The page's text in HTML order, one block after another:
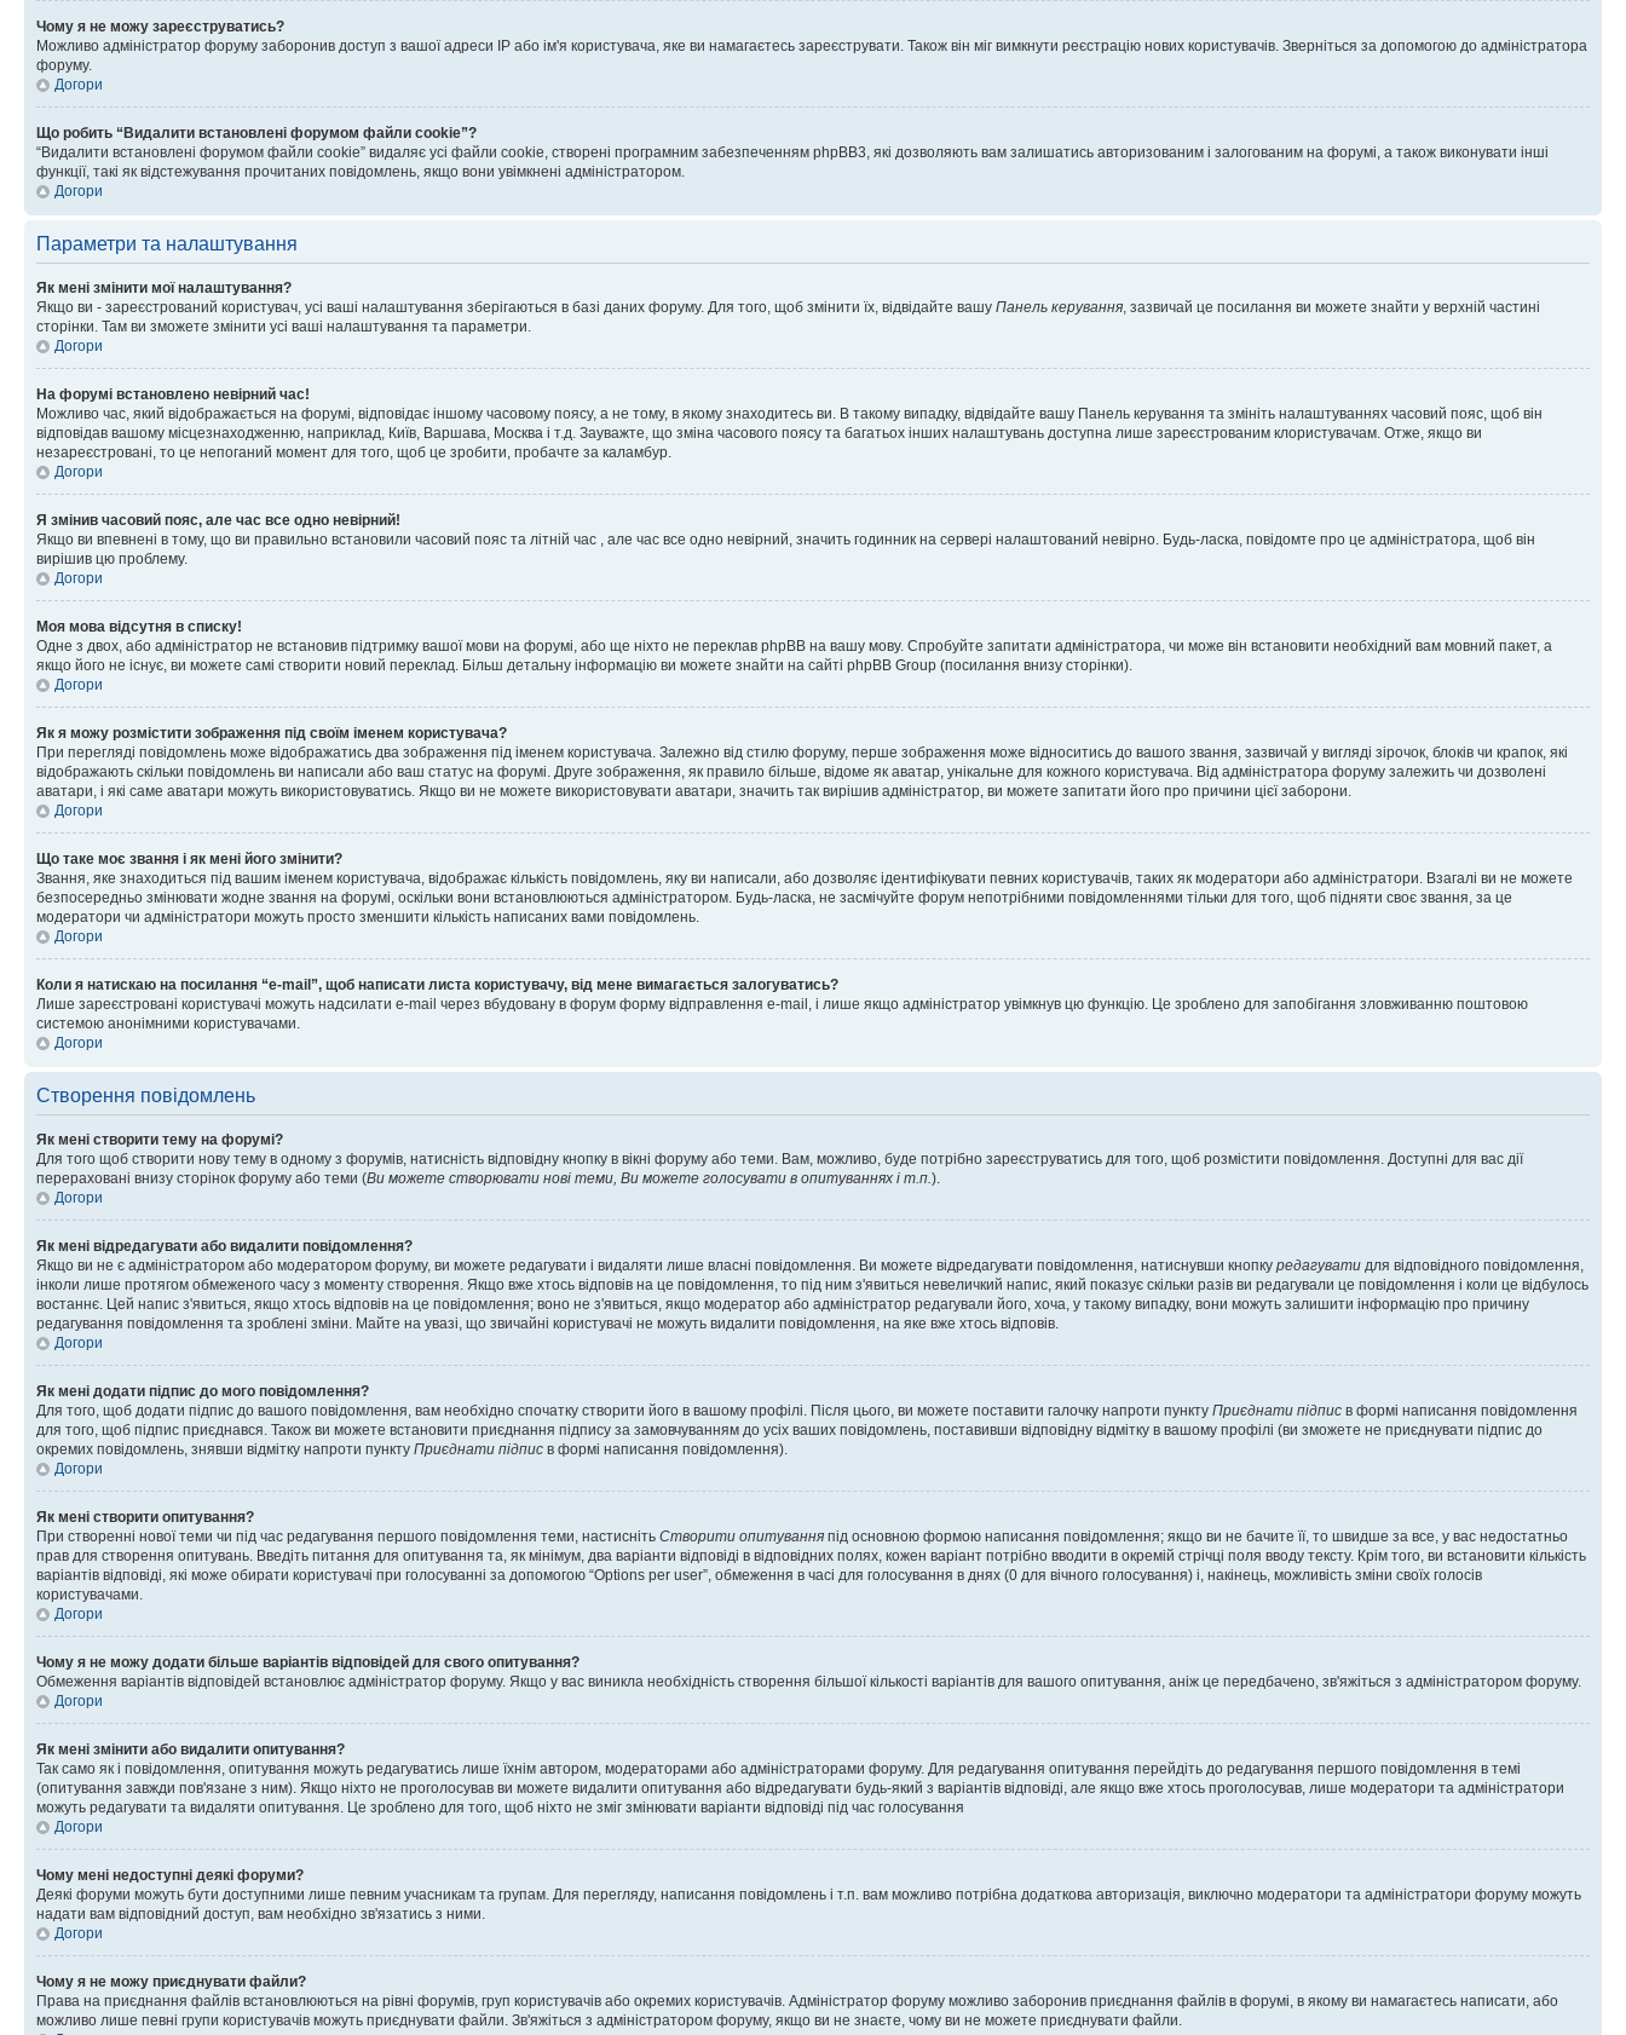
Чому я не можу зареєструватись?
Можливо адміністратор форуму заборонив доступ з вашої адреси IP або ім'я користувача, яке ви намагаєтесь зареєструвати. Також він міг вимкнути реєстрацію нових користувачів. Зверніться за допомогою до адміністратора
форуму.
Догори
Що робить “Видалити встановлені форумом файли cookie”?
“Видалити встановлені форумом файли cookie” видаляє усі файли cookie, створені програмним забезпеченням phpBB3, які дозволяють вам залишатись авторизованим і залогованим на форумі, а також виконувати інші
функції, такі як відстежування прочитаних повідомлень, якщо вони увімкнені адміністратором.
Догори
Параметри та налаштування
Як мені змінити мої налаштування?
Якщо ви - зареєстрований користувач, усі ваші налаштування зберігаються в базі даних форуму. Для того, щоб змінити їх, відвідайте вашу Панель керування, зазвичай це посилання ви можете знайти у верхній частині
сторінки. Там ви зможете змінити усі ваші налаштування та параметри.
Догори
На форумі встановлено невірний час!
Можливо час, який відображається на форумі, відповідає іншому часовому поясу, а не тому, в якому знаходитесь ви. В такому випадку, відвідайте вашу Панель керування та змініть налаштуваннях часовий пояс, щоб він
відповідав вашому місцезнаходженню, наприклад, Київ, Варшава, Москва і т.д. Зауважте, що зміна часового поясу та багатьох інших налаштувань доступна лише зареєстрованим клористувачам. Отже, якщо ви
незареєстровані, то це непоганий момент для того, щоб це зробити, пробачте за каламбур.
Догори
Я змінив часовий пояс, але час все одно невірний!
Якщо ви впевнені в тому, що ви правильно встановили часовий пояс та літній час , але час все одно невірний, значить годинник на сервері налаштований невірно. Будь-ласка, повідомте про це адміністратора, щоб він
вирішив цю проблему.
Догори
Моя мова відсутня в списку!
Одне з двох, або адміністратор не встановив підтримку вашої мови на форумі, або ще ніхто не переклав phpBB на вашу мову. Спробуйте запитати адміністратора, чи може він встановити необхідний вам мовний пакет, а
якщо його не існує, ви можете самі створити новий переклад. Більш детальну інформацію ви можете знайти на сайті phpBB Group (посилання внизу сторінки).
Догори
Як я можу розмістити зображення під своїм іменем користувача?
При перегляді повідомлень може відображатись два зображення під іменем користувача. Залежно від стилю форуму, перше зображення може відноситись до вашого звання, зазвичай у вигляді зірочок, блоків чи крапок, які
відображають скільки повідомлень ви написали або ваш статус на форумі. Друге зображення, як правило більше, відоме як аватар, унікальне для кожного користувача. Від адміністратора форуму залежить чи дозволені
аватари, і які саме аватари можуть використовуватись. Якщо ви не можете використовувати аватари, значить так вирішив адміністратор, ви можете запитати його про причини цієї заборони.
Догори
Що таке моє звання і як мені його змінити?
Звання, яке знаходиться під вашим іменем користувача, відображає кількість повідомлень, яку ви написали, або дозволяє ідентифікувати певних користувачів, таких як модератори або адміністратори. Взагалі ви не можете
безпосередньо змінювати жодне звання на форумі, оскільки вони встановлюються адміністратором. Будь-ласка, не засмічуйте форум непотрібними повідомленнями тільки для того, щоб підняти своє звання, за це
модератори чи адміністратори можуть просто зменшити кількість написаних вами повідомлень.
Догори
Коли я натискаю на посилання “e-mail”, щоб написати листа користувачу, від мене вимагається залогуватись?
Лише зареєстровані користувачі можуть надсилати e-mail через вбудовану в форум форму відправлення e-mail, і лише якщо адміністратор увімкнув цю функцію. Це зроблено для запобігання зловживанню поштовою
системою анонімними користувачами.
Догори
Створення повідомлень
Як мені створити тему на форумі?
Для того щоб створити нову тему в одному з форумів, натисність відповідну кнопку в вікні форуму або теми. Вам, можливо, буде потрібно зареєструватись для того, щоб розмістити повідомлення. Доступні для вас дії
перераховані внизу сторінок форуму або теми (Ви можете створювати нові теми, Ви можете голосувати в опитуваннях і т.п.).
Догори
Як мені відредагувати або видалити повідомлення?
Якщо ви не є адміністратором або модератором форуму, ви можете редагувати і видаляти лише власні повідомлення. Ви можете відредагувати повідомлення, натиснувши кнопку редагувати для відповідного повідомлення,
інколи лише протягом обмеженого часу з моменту створення. Якщо вже хтось відповів на це повідомлення, то під ним з'явиться невеличкий напис, який показує скільки разів ви редагували це повідомлення і коли це відбулось
востаннє. Цей напис з'явиться, якщо хтось відповів на це повідомлення; воно не з'явиться, якщо модератор або адміністратор редагували його, хоча, у такому випадку, вони можуть залишити інформацію про причину
редагування повідомлення та зроблені зміни. Майте на увазі, що звичайні користувачі не можуть видалити повідомлення, на яке вже хтось відповів.
Догори
Як мені додати підпис до мого повідомлення?
Для того, щоб додати підпис до вашого повідомлення, вам необхідно спочатку створити його в вашому профілі. Після цього, ви можете поставити галочку напроти пункту Приєднати підпис в формі написання повідомлення
для того, щоб підпис приєднався. Також ви можете встановити приєднання підпису за замовчуванням до усіх ваших повідомлень, поставивши відповідну відмітку в вашому профілі (ви зможете не приєднувати підпис до
окремих повідомлень, знявши відмітку напроти пункту Приєднати підпис в формі написання повідомлення).
Догори
Як мені створити опитування?
При створенні нової теми чи під час редагування першого повідомлення теми, настисніть Створити опитування під основною формою написання повідомлення; якщо ви не бачите її, то швидше за все, у вас недостатньо
прав для створення опитувань. Введіть питання для опитування та, як мінімум, два варіанти відповіді в відповідних полях, кожен варіант потрібно вводити в окремій стрічці поля вводу тексту. Крім того, ви встановити кількість
варіантів відповіді, які може обирати користувачі при голосуванні за допомогою “Options per user”, обмеження в часі для голосування в днях (0 для вічного голосування) і, накінець, можливість зміни своїх голосів
користувачами.
Догори
Чому я не можу додати більше варіантів відповідей для свого опитування?
Обмеження варіантів відповідей встановлює адміністратор форуму. Якщо у вас виникла необхідність створення більшої кількості варіантів для вашого опитування, аніж це передбачено, зв'яжіться з адміністратором форуму.
Догори
Як мені змінити або видалити опитування?
Так само як і повідомлення, опитування можуть редагуватись лише їхнім автором, модераторами або адміністраторами форуму. Для редагування опитування перейдіть до редагування першого повідомлення в темі
(опитування завжди пов'язане з ним). Якщо ніхто не проголосував ви можете видалити опитування або відредагувати будь-який з варіантів відповіді, але якщо вже хтось проголосував, лише модератори та адміністратори
можуть редагувати та видаляти опитування. Це зроблено для того, щоб ніхто не зміг змінювати варіанти відповіді під час голосування
Догори
Чому мені недоступні деякі форуми?
Деякі форуми можуть бути доступними лише певним учасникам та групам. Для перегляду, написання повідомлень і т.п. вам можливо потрібна додаткова авторизація, виключно модератори та адміністратори форуму можуть
надати вам відповідний доступ, вам необхідно зв'язатись з ними.
Догори
Чому я не можу приєднувати файли?
Права на приєднання файлів встановлюються на рівні форумів, груп користувачів або окремих користувачів. Адміністратор форуму можливо заборонив приєднання файлів в форумі, в якому ви намагаєтесь написати, або
можливо лише певні групи користувачів можуть приєднувати файли. Зв'яжіться з адміністратором форуму, якщо ви не знаєте, чому ви не можете приєднувати файли.